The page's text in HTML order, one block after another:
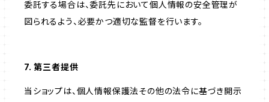
委託する場合は、委託先において個人情報の安全管理が
図られるよう、必要かつ適切な監督を行います。
7. 第三者提供
当ショップは、個人情報保護法その他の法令に基づき開示